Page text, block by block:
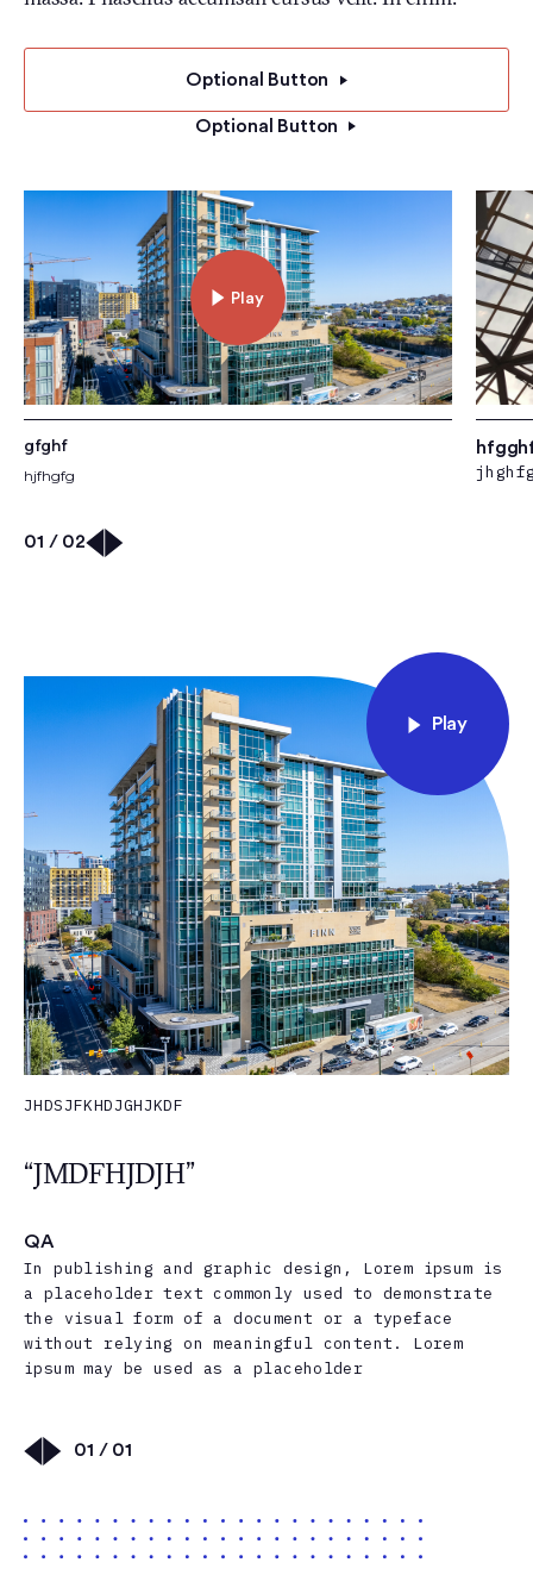
Optional Button
Optional Button
Play
gfghf
hjfhgfg
01 / 02
Play
JHDSJFKHDJGHJKDF
“JMDFHJDJH”
QA
In publishing and graphic design, Lorem ipsum is
a placeholder text commonly used to demonstrate
the visual form of a document or a typeface
without relying on meaningful content. Lorem
ipsum may be used as a placeholder
01 / 01